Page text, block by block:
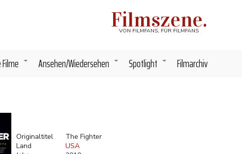
Filmszene.
VON FILMFANS, FÜR FILMFANS
+ +
Ansehen/Wiedersehen +
Spotlight Filmarchiv
Originaltitel
The Fighter
Land
USA